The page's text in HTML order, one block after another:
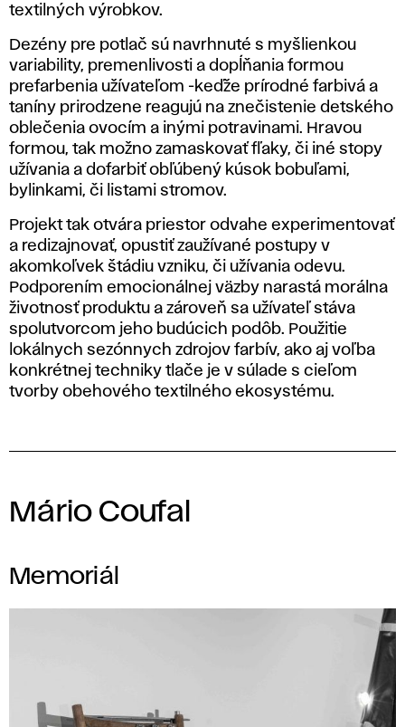
textilných výrobkov.
Dezény pre potlač sú navrhnuté s myšlienkou
variability, premenlivosti a dopĺňania formou
prefarbenia užívateľom -keďže prírodné farbivá a
taníny prirodzene reagujú na znečistenie detského
oblečenia ovocím a inými potravinami. Hravou
formou, tak možno zamaskovať fľaky, či iné stopy
užívania a dofarbiť obľúbený kúsok bobuľami,
bylinkami, či listami stromov.
Projekt tak otvára priestor odvahe experimentovať
a redizajnovať, opustiť zaužívané postupy v
akomkoľvek štádiu vzniku, či užívania odevu.
Podporením emocionálnej väzby narastá morálna
životnosť produktu a zároveň sa užívateľ stáva
spolutvorcom jeho budúcich podôb. Použitie
lokálnych sezónnych zdrojov farbív, ako aj voľba
konkrétnej techniky tlače je v súlade s cieľom
tvorby obehového textilného ekosystému.
Mário Coufal
Memoriál